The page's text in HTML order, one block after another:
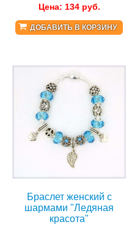
Цена: 134руб.
ДОБАВИТЬ В КОРЗИНУ
Браслет женский с
шармами "Ледяная
красота"